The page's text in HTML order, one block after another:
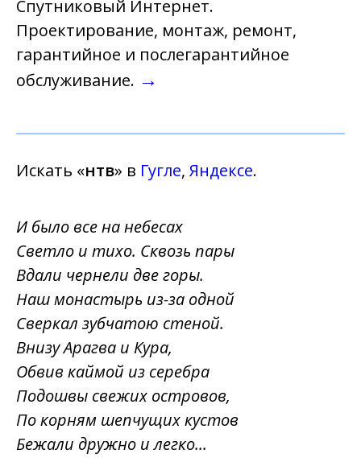
Спутниковый Интернет.
Проектирование, монтаж, ремонт,
гарантийное и послегарантийное
обслуживание. →
Искать «нтв» в Гугле, Яндексе.
И было все на небесах
Светло и тихо. Сквозь пары
Вдали чернели две горы.
Наш монастырь из-за одной
Сверкал зубчатою стеной.
Внизу Арагва и Кура,
Обвив каймой из серебра
Подошвы свежих островов,
По корням шепчущих кустов
Бежали дружно и легко...